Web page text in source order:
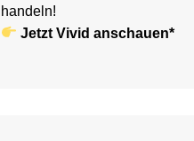
handeln!
Jetzt Vivid anschauen*